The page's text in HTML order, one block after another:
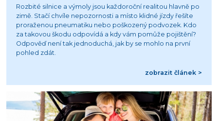
Rozbité silnice a výmoly jsou každoroční realitou hlavně po
zimě. Stačí chvíle nepozornosti a místo klidné jízdy řešíte
proraženou pneumatiku nebo poškozený podvozek. Kdo
za takovou škodu odpovídá a kdy vám pomůže pojištění?
Odpověď není tak jednoduchá, jak by se mohlo na první
pohled zdát.
zobrazit článek >